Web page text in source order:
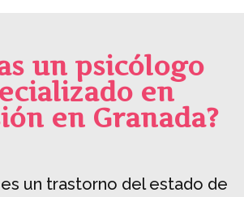
un psicólogo
en
en Granada?
un trastorno del estado de